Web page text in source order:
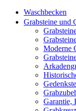
Waschbecken
Grabsteine und
Moderne
Garantie,